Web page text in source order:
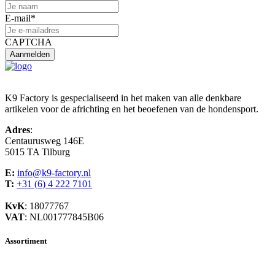
E-mail*
CAPTCHA
K9 Factory is gespecialiseerd in het maken van alle denkbare
artikelen voor de africhting en het beoefenen van de hondensport.
Adres:
Centaurusweg 146E
5015 TA Tilburg
E: info@k9-factory.nl
T: +31 (6) 4 222 7101
KvK: 18077767
VAT: NL001777845B06
Assortiment